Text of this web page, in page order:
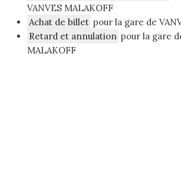
VANVES MALAKOFF
Achat de billet pour la gare de
Retard et annulation pour la gare
MALAKOFF